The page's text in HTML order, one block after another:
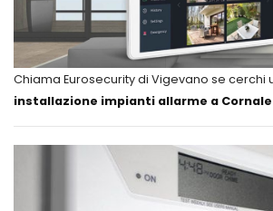
Chiama Eurosecurity di Vigevano se cerchi
installazione impianti allarme a